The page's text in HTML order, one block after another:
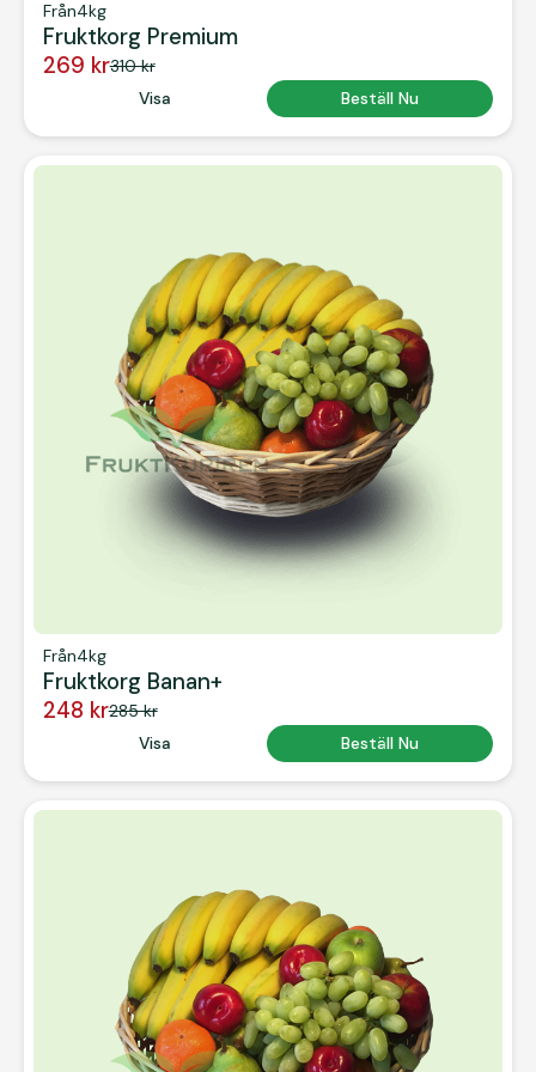
Från4kg
Fruktkorg Premium
269 kr310 kr
Button Text
Visa Button Text
Beställ Nu
Från4kg
Fruktkorg Banan+
248 kr285 kr
Button Text
Visa Button Text
Beställ Nu